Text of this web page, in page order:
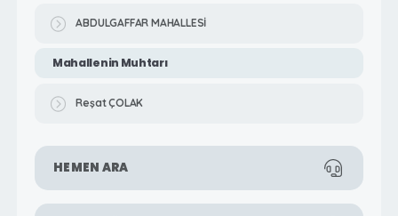
ABDULGAFFAR MAHALLESİ
Mahallenin Muhtarı
Reşat ÇOLAK
HEMEN ARA